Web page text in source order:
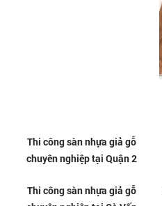
chuyên nghiệp tại Gò Vấp